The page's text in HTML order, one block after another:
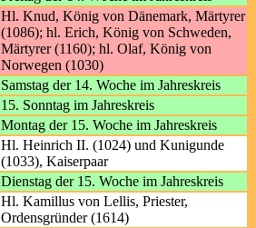
Hl. Knud, König von Dänemark, Märtyrer
(1086); hl. Erich, König von Schweden,
Märtyrer (1160); hl. Olaf, König von
Norwegen (1030)
Samstag der 14. Woche im Jahreskreis
15. Sonntag im Jahreskreis
Montag der 15. Woche im Jahreskreis
Hl. Heinrich II. (1024) und Kunigunde
(1033), Kaiserpaar
Dienstag der 15. Woche im Jahreskreis
Hl. Kamillus von Lellis, Priester,
Ordensgründer (1614)